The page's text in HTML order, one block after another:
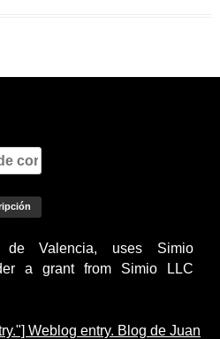
de Valencia, uses Simio
a grant from Simio LLC
Weblog entry. Blog de Juan